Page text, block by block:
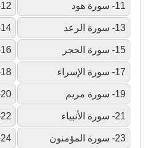
11- سورة هود 12- سورة يوسف
13- سورة الرعد 14- سورة إبراهيم
15- سورة الحجر 16- سورة النحل
17- سورة الإسراء 18- سورة الكهف
19- سورة مريم 20- سورة طه
21- سورة الأنبياء 22- سورة الحج
23- سورة المؤمنون 24- سورة النور